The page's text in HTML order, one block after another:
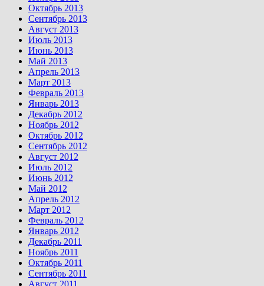
Октябрь 2013
Сентябрь 2013
Август 2013
Июль 2013
Июнь 2013
Май 2013
Апрель 2013
Март 2013
Февраль 2013
Январь 2013
Декабрь 2012
Ноябрь 2012
Октябрь 2012
Сентябрь 2012
Август 2012
Июль 2012
Июнь 2012
Май 2012
Апрель 2012
Март 2012
Февраль 2012
Январь 2012
Декабрь 2011
Ноябрь 2011
Октябрь 2011
Сентябрь 2011
Август 2011